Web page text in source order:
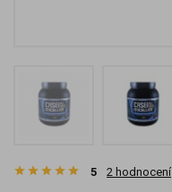
5 2 hodnocení